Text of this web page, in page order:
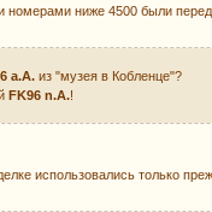
номерами ниже 4500 были
а.А. из "музея в Кобленце"?
FK96 n.А.!
использовались только